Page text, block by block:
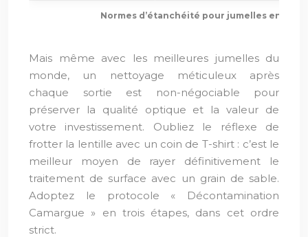
Normes d’étanchéité pour jumelles en
Mais même avec les meilleures jumelles du
monde, un nettoyage méticuleux après
chaque sortie est non-négociable pour
préserver la qualité optique et la valeur de
votre investissement. Oubliez le réflexe de
frotter la lentille avec un coin de T-shirt : c’est le
meilleur moyen de rayer définitivement le
traitement de surface avec un grain de sable.
Adoptez le protocole « Décontamination
Camargue » en trois étapes, dans cet ordre
strict.